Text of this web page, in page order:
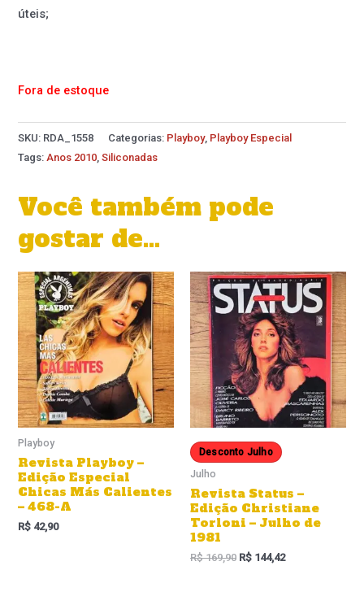
úteis;
Fora de estoque
SKU: RDA_1558 Categorias: Playboy, Playboy Especial
Tags:Anos 2010,Siliconadas
Você também pode
gostar de…
Playboy
Revista Playboy –
Edição Especial
Chicas Más Calientes
– 468-A
R$ 42,90
Desconto Julho
Julho
Revista Status –
Edição Christiane
Torloni – Julho de
1981
R$169,90 R$ 144,42